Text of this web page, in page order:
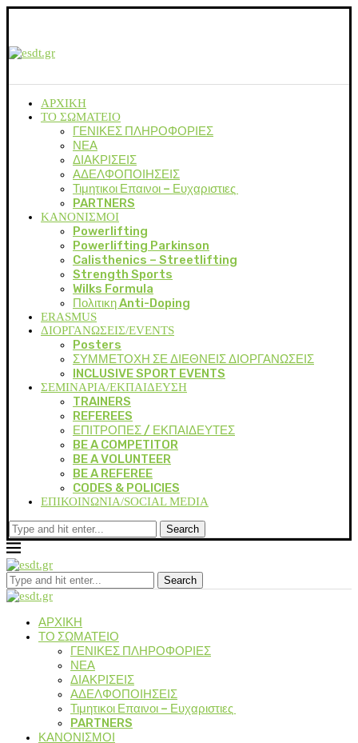
ΑΡΧΙΚΗ
ΤΟ ΣΩΜΑΤΕΙΟ
ΓΕΝΙΚΕΣ ΠΛΗΡΟΦΟΡΙΕΣ
ΝΕΑ
ΔΙΑΚΡΙΣΕΙΣ
ΑΔΕΛΦΟΠΟΙΗΣΕΙΣ
Τιμητικοι Επαινοι – Ευχαριστιες
PARTNERS
ΚΑΝΟΝΙΣΜΟΙ
Powerlifting
Powerlifting Parkinson
Calisthenics – Streetlifting
Strength Sports
Wilks Formula
Πολιτικη Anti-Doping
ERASMUS
ΔΙΟΡΓΑΝΩΣΕΙΣ/EVENTS
Posters
ΣΥΜΜΕΤΟΧΗ ΣΕ ΔΙΕΘΝΕΙΣ ΔΙΟΡΓΑΝΩΣΕΙΣ
INCLUSIVE SPORT EVENTS
ΣΕΜΙΝΑΡΙΑ/ΕΚΠΑΙΔΕΥΣΗ
TRAINERS
REFEREES
ΕΠΙΤΡΟΠΕΣ / ΕΚΠΑΙΔΕΥΤΕΣ
BE A COMPETITOR
BE A VOLUNTEER
BE A REFEREE
CODES & POLICIES
ΕΠΙΚΟΙΝΩΝΙΑ/SOCIAL MEDIA
Search
Search
ΑΡΧΙΚΗ
ΤΟ ΣΩΜΑΤΕΙΟ
ΓΕΝΙΚΕΣ ΠΛΗΡΟΦΟΡΙΕΣ
ΝΕΑ
ΔΙΑΚΡΙΣΕΙΣ
ΑΔΕΛΦΟΠΟΙΗΣΕΙΣ
Τιμητικοι Επαινοι – Ευχαριστιες
PARTNERS
ΚΑΝΟΝΙΣΜΟΙ